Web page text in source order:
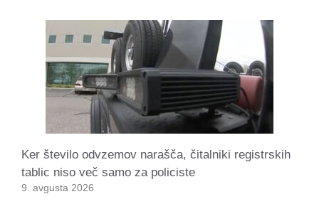
Ker število odvzemov narašča, čitalniki registrskih
tablic niso več samo za policiste
9. avgusta 2026